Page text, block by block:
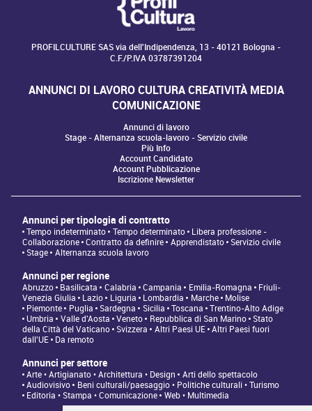
PROFILCULTURE SAS via dell'Indipendenza, 13 - 40121 Bologna -
C.F./P.IVA 03787391204
ANNUNCI DI LAVORO CULTURA CREATIVITÀ MEDIA
COMUNICAZIONE
Annunci di lavoro
Stage - Alternanza scuola-lavoro - Servizio civile
Più Info
Account Candidato
Account Pubblicazione
Iscrizione Newsletter
Annunci per tipologia di contratto
Tempo indeterminato Tempo determinato
Libera professione -
Collaborazione
Contratto da definire Apprendistato
Servizio civile
Stage
Alternanza scuola lavoro
Annunci per regione
Abruzzo Basilicata Calabria Campania Emilia-Romagna
Friuli-
Venezia Giulia
Lazio Liguria Lombardia Marche
Molise
Piemonte
Puglia Sardegna Sicilia Toscana
Trentino-Alto Adige
Umbria
Valle d'Aosta Veneto Repubblica di San Marino
Stato
della Città del Vaticano
Svizzera Altri Paesi UE
Altri Paesi fuori
dall'UE
Da remoto
Annunci per settore
Arte • Artigianato • Architettura • Design
Arti dello spettacolo
Audiovisivo
Beni culturali/paesaggio • Politiche culturali • Turismo
Editoria • Stampa • Comunicazione Web • Multimedia